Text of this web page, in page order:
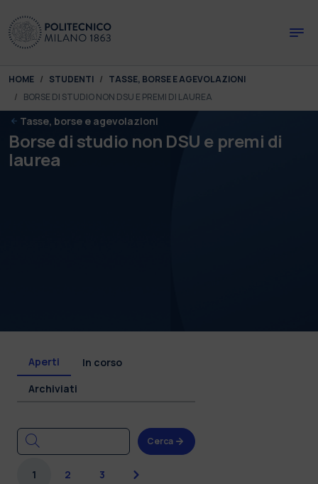
You are here:
HOME STUDENTI
TASSE, BORSE E AGEVOLAZIONI
BORSE DI STUDIO NON DSU E PREMI DI LAUREA
Tasse, borse e agevolazioni
Borse di studio non DSU e premi di
laurea
Aperti
In corso
Archiviati
Cerca
1 2 3 Successiva